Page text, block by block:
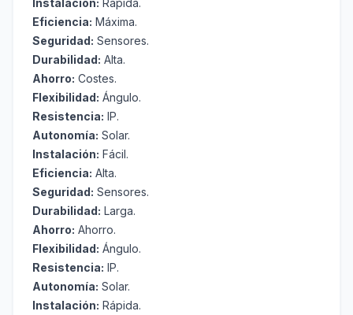
Instalación: Rápida.
Eficiencia: Máxima.
Seguridad: Sensores.
Durabilidad: Alta.
Ahorro: Costes.
Flexibilidad: Ángulo.
Resistencia: IP.
Autonomía: Solar.
Instalación: Fácil.
Eficiencia: Alta.
Seguridad: Sensores.
Durabilidad: Larga.
Ahorro: Ahorro.
Flexibilidad: Ángulo.
Resistencia: IP.
Autonomía: Solar.
Instalación: Rápida.